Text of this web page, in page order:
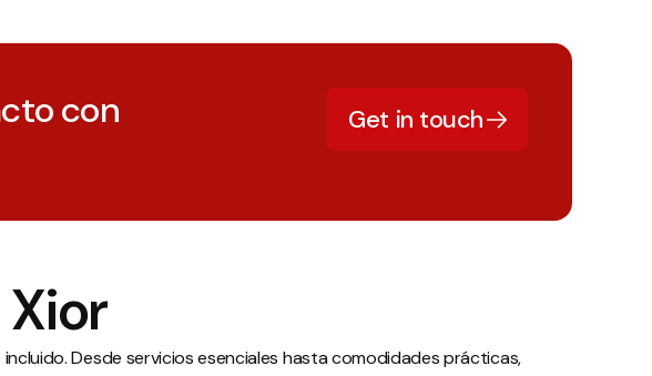
con
Get in touch
Desde servicios esenciales hasta comodidades prácticas,